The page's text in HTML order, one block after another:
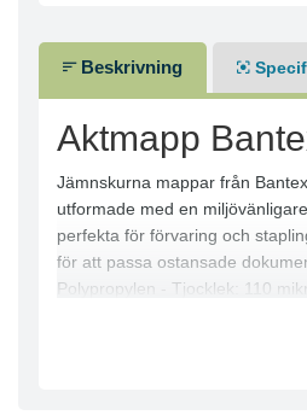
Beskrivning
Aktmapp
Jämnskurna mappar från
utformade med en
perfekta för förvaring och
för att passa ostansade
Polypropylen - Tjocklek: 110